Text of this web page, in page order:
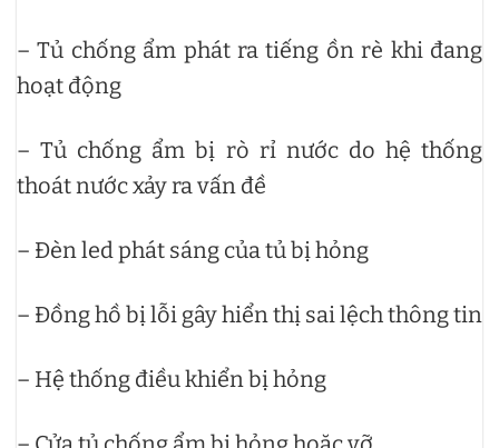
– Tủ chống ẩm phát ra tiếng ồn rè khi đang
hoạt động
– Tủ chống ẩm bị rò rỉ nước do hệ thống
thoát nước xảy ra vấn đề
– Đèn led phát sáng của tủ bị hỏng
– Đồng hồ bị lỗi gây hiển thị sai lệch thông tin
– Hệ thống điều khiển bị hỏng